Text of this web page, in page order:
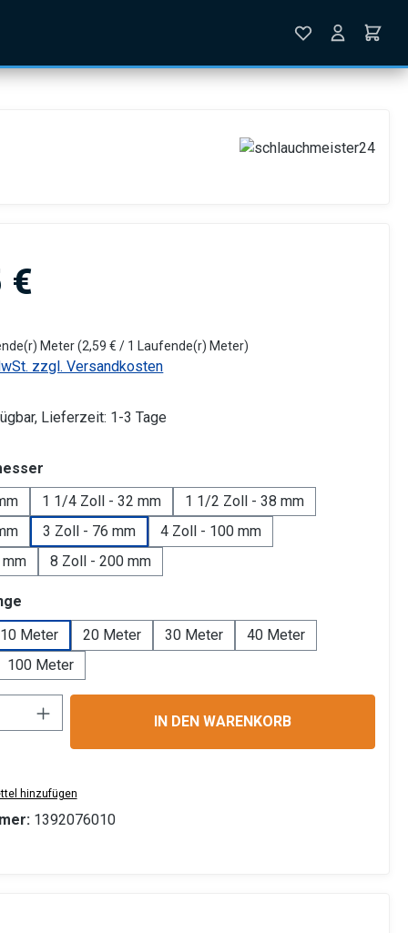
€
Meter(2,59 € / 1 Laufende(r) Meter)
zzgl. Versandkosten
Lieferzeit: 1-3 Tage
1 1/4 Zoll - 32 mm
1 1/2 Zoll - 38 mm
3 Zoll - 76 mm
4 Zoll - 100 mm
8 Zoll - 200 mm
10 Meter
20 Meter 30 Meter
40 Meter
100 Meter
Gib den gewünschten Wert ein
IN DEN WARENKORB
hinzufügen
1392076010